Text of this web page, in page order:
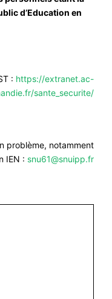
d’Education en
: https://extranet.ac-
sante_securite/
problème, notamment
IEN : snu61@snuipp.fr